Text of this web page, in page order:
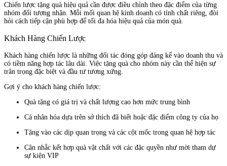
Chiến lược tặng quà hiệu quả cần được điều chỉnh theo đặc điểm của từng
nhóm đối tượng nhận. Mỗi mối quan hệ kinh doanh có tính chất riêng, đòi
hỏi cách tiếp cận phù hợp để tối đa hóa hiệu quả của món quà.
Khách Hàng Chiến Lược
Khách hàng chiến lược là những đối tác đóng góp đáng kể vào doanh thu và
có tiềm năng hợp tác lâu dài. Việc tặng quà cho nhóm này cần thể hiện sự
trân trọng đặc biệt và đầu tư tương xứng.
Gợi ý cho khách hàng chiến lược:
Quà tặng có giá trị và chất lượng cao hơn mức trung bình
Cá nhân hóa dựa trên sở thích đã biết hoặc đặc điểm công ty của họ
Tặng vào các dịp quan trọng và các cột mốc trong quan hệ hợp tác
Cân nhắc kết hợp quà vật chất với các đặc quyền như mời tham dự
sự kiện VIP